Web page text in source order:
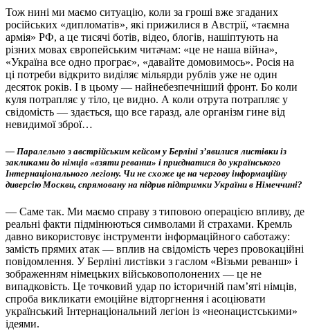
Тож нині ми маємо ситуацію, коли за гроші вже згаданих
російських «дипломатів», які прижилися в Австрії, «таємна
армія» РФ, а це тисячі ботів, відео, блогів, нашіптують на
різних мовах європейським читачам: «це не наша війна»,
«Україна все одно програє», «давайте домовимось». Росія на
ці потреби відкрито виділяє мільярди рублів уже не один
десяток років. І в цьому — найнебезпечніший фронт. Бо коли
куля потрапляє у тіло, це видно. А коли отрута потрапляє у
свідомість — здається, що все гаразд, але організм гине від
невидимої зброї…
— Паралельно з австрійським кейсом у Берліні з’явилися листівки із
закликами до німців «взяти реванш» і приєднатися до українського
Інтернаціонального легіону. Чи не схоже це на чергову інформаційну
диверсію Москви, спрямовану на підрив підтримки України в Німеччині?
— Саме так. Ми маємо справу з типовою операцією впливу, де
реальні факти підмінюються символами й страхами. Кремль
давно використовує інструменти інформаційного саботажу:
замість прямих атак — вплив на свідомість через провокаційні
повідомлення. У Берліні листівки з гаслом «Візьми реванш» і
зображенням німецьких військовополонених — це не
випадковість. Це точковий удар по історичній пам’яті німців,
спроба викликати емоційне відторгнення і асоціювати
український Інтернаціональний легіон із «неонацистськими»
ідеями.